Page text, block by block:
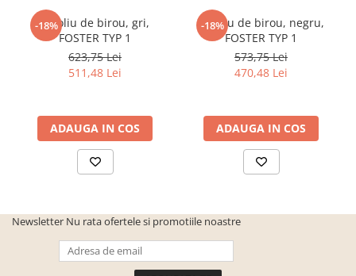
Mobilier Birou
Fotolii
Birouri pe colt
Dulapuri birou/bibliorafturi
rafturi/etajere carti
Scaune conferinta-vizitator
Seturi mobilier birou complet
-18%
Fotoliu de birou, gri,
FOSTER TYP 1
623,75 Lei
511,48 Lei
ADAUGA IN COS
-18%
Fotoliu de birou, negru,
FOSTER TYP 1
573,75 Lei
470,48 Lei
ADAUGA IN COS
Newsletter Nu rata ofertele si promotiile noastre